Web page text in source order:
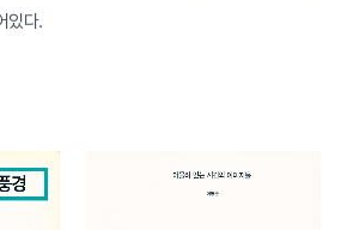
있다.